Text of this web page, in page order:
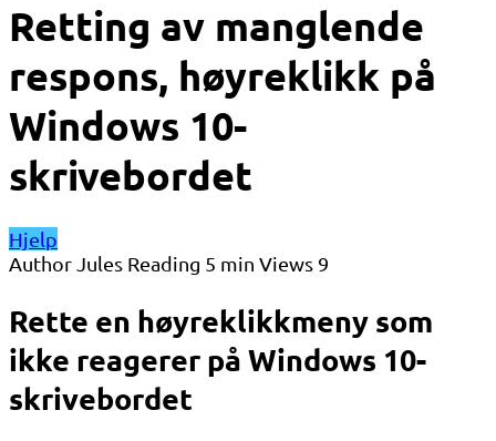
Retting av manglende
respons, høyreklikk på
Windows 10-
skrivebordet
Hjelp
AuthorJules Reading 5 min Views 9
Rette en høyreklikkmeny som
ikke reagerer på Windows 10-
skrivebordet